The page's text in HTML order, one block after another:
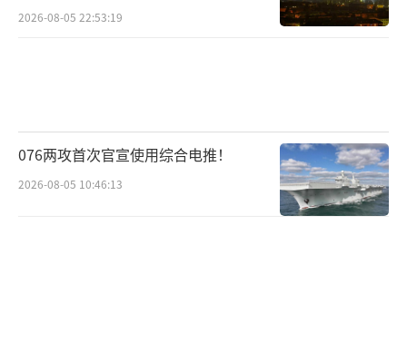
2026-08-05 22:53:19
076两攻首次官宣使用综合电推！
2026-08-05 10:46:13